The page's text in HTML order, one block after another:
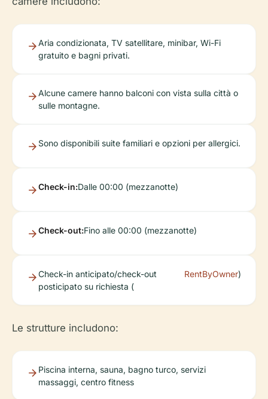
Aria condizionata, TV satellitare, minibar, Wi-Fi
gratuito e bagni privati.
Alcune camere hanno balconi con vista sulla città o
sulle montagne.
Sono disponibili suite familiari e opzioni per allergici.
Check-in:Dalle 00:00 (mezzanotte)
Check-out:Fino alle 00:00 (mezzanotte)
Check-in anticipato/check-out
posticipato su richiesta (
RentByOwner)
Le strutture includono:
Piscina interna, sauna, bagno turco, servizi
massaggi, centro fitness